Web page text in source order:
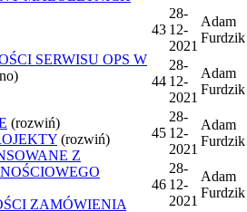
SERWISU OPS W
(rozwiń)
(rozwiń)
Z
ZAMÓWIENIA
43
28-
12-
2021
Adam
Furdzik
44
28-
12-
2021
Adam
Furdzik
45
28-
12-
2021
Adam
Furdzik
46
28-
12-
2021
Adam
Furdzik